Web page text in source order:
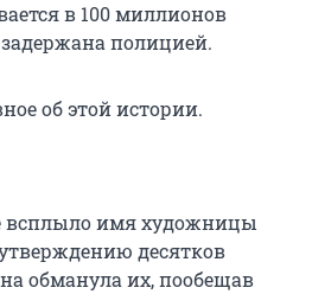
в 100 миллионов
полицией.
об этой истории.
всплыло имя художницы
десятков
обманула их, пообещав